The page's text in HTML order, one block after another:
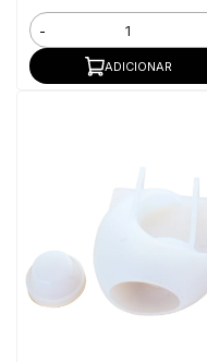
-
ADICIONAR